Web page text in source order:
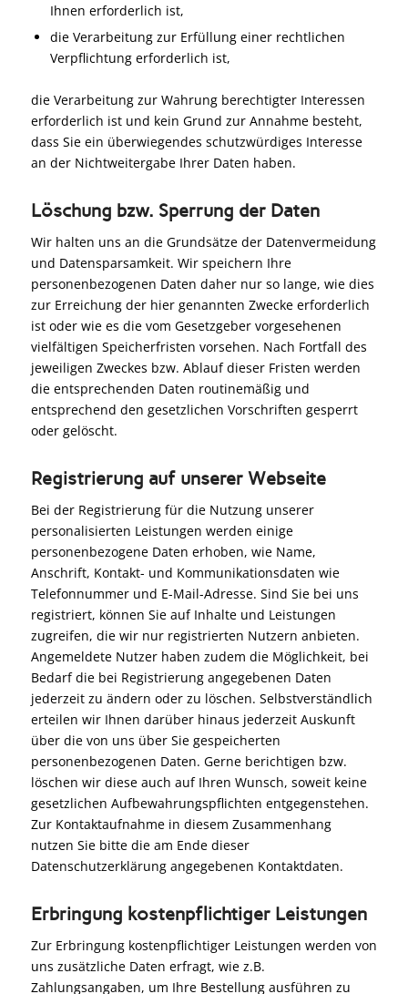
Ihnen erforderlich ist,
die Verarbeitung zur Erfüllung einer rechtlichen
Verpflichtung erforderlich ist,
die Verarbeitung zur Wahrung berechtigter Interessen
erforderlich ist und kein Grund zur Annahme besteht,
dass Sie ein überwiegendes schutzwürdiges Interesse
an der Nichtweitergabe Ihrer Daten haben.
Löschung bzw. Sperrung der Daten
Wir halten uns an die Grundsätze der Datenvermeidung
und Datensparsamkeit. Wir speichern Ihre
personenbezogenen Daten daher nur so lange, wie dies
zur Erreichung der hier genannten Zwecke erforderlich
ist oder wie es die vom Gesetzgeber vorgesehenen
vielfältigen Speicherfristen vorsehen. Nach Fortfall des
jeweiligen Zweckes bzw. Ablauf dieser Fristen werden
die entsprechenden Daten routinemäßig und
entsprechend den gesetzlichen Vorschriften gesperrt
oder gelöscht.
Registrierung auf unserer Webseite
Bei der Registrierung für die Nutzung unserer
personalisierten Leistungen werden einige
personenbezogene Daten erhoben, wie Name,
Anschrift, Kontakt- und Kommunikationsdaten wie
Telefonnummer und E-Mail-Adresse. Sind Sie bei uns
registriert, können Sie auf Inhalte und Leistungen
zugreifen, die wir nur registrierten Nutzern anbieten.
Angemeldete Nutzer haben zudem die Möglichkeit, bei
Bedarf die bei Registrierung angegebenen Daten
jederzeit zu ändern oder zu löschen. Selbstverständlich
erteilen wir Ihnen darüber hinaus jederzeit Auskunft
über die von uns über Sie gespeicherten
personenbezogenen Daten. Gerne berichtigen bzw.
löschen wir diese auch auf Ihren Wunsch, soweit keine
gesetzlichen Aufbewahrungspflichten entgegenstehen.
Zur Kontaktaufnahme in diesem Zusammenhang
nutzen Sie bitte die am Ende dieser
Datenschutzerklärung angegebenen Kontaktdaten.
Erbringung kostenpflichtiger Leistungen
Zur Erbringung kostenpflichtiger Leistungen werden von
uns zusätzliche Daten erfragt, wie z.B.
Zahlungsangaben, um Ihre Bestellung ausführen zu